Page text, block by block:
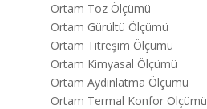
Ortam Toz Ölçümü
Ortam Gürültü Ölçümü
Ortam Titreşim Ölçümü
Ortam Kimyasal Ölçümü
Ortam Aydınlatma Ölçümü
Ortam Termal Konfor Ölçümü